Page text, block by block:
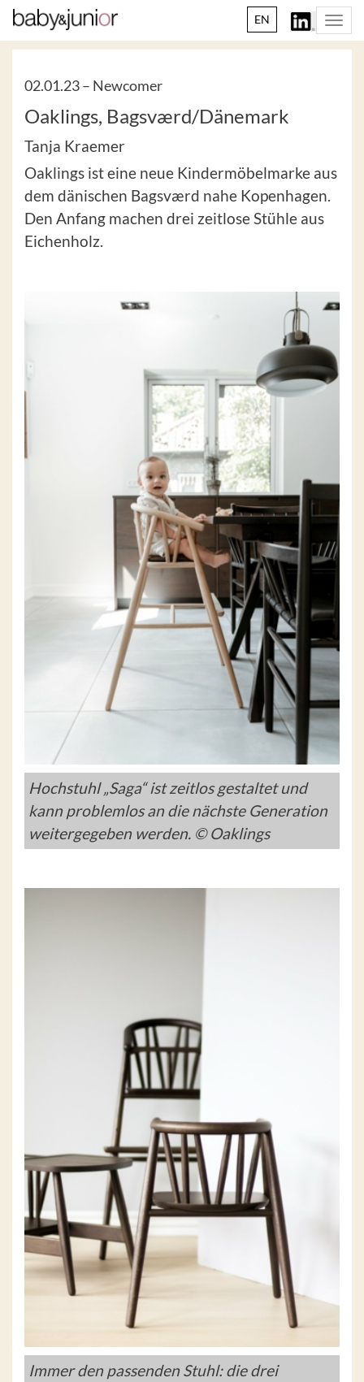
EN
02.01.23 – Newcomer
Oaklings, Bagsværd/Dänemark
Tanja Kraemer
Oaklings ist eine neue Kindermöbelmarke aus
dem dänischen Bagsværd nahe Kopenhagen.
Den Anfang machen drei zeitlose Stühle aus
Eichenholz.
Hochstuhl „Saga“ ist zeitlos gestaltet und
kann problemlos an die nächste Generation
weitergegeben werden. © Oaklings
Immer den passenden Stuhl: die drei